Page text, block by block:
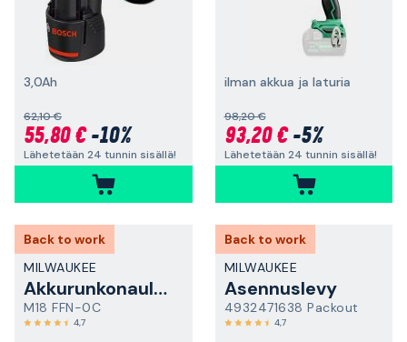
3,0Ah
62,10 €
55,80 €-10%
Lähetetään 24 tunnin sisällä!
ilman akkua ja laturia
98,20 €
93,20 €-5%
Lähetetään 24 tunnin sisällä!
Back to work
MILWAUKEE
Akkurunkonaulain
M18 FFN-0C
4,7
Back to work
MILWAUKEE
Asennuslevy
4932471638 Packout
4,7